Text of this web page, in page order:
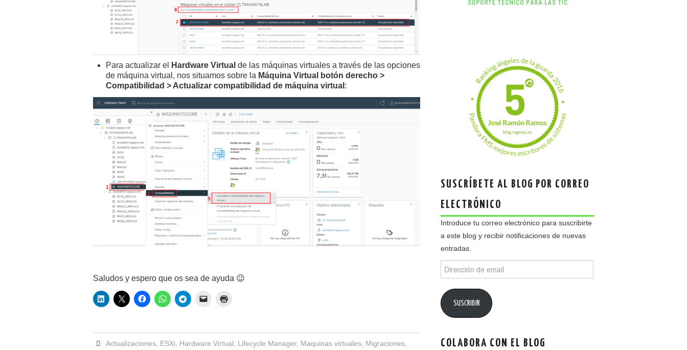
Para actualizar el Hardware Virtual de las máquinas virtuales a través de las opciones
de máquina virtual, nos situamos sobre la Máquina Virtual botón derecho >
Compatibilidad > Actualizar compatibilidad de máquina virtual :
Saludos y espero que os sea de ayuda 😉
Actualizaciones ESXi Hardware Virtual Lifecycle Manager, Maquinas virtuales Migraciones
SUSCRÍBETE AL BLOG POR CORREO
ELECTRÓNICO
Introduce tu correo electrónico para suscribirte
a este blog y recibir notificaciones de nuevas
entradas.
de
SUSCRIBIR
COLABORA CON EL BLOG